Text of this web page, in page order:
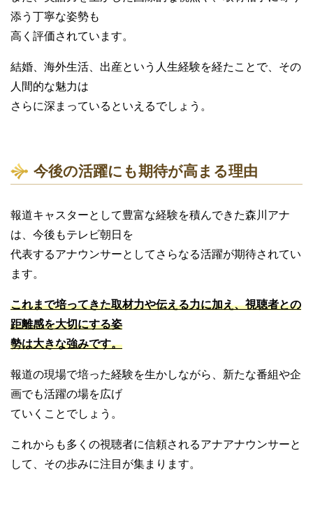
添う丁寧な姿勢も
高く評価されています。
結婚、海外生活、出産という人生経験を経たことで、その
人間的な魅力は
さらに深まっているといえるでしょう。
今後の活躍にも期待が高まる理由
報道キャスターとして豊富な経験を積んできた森川アナ
は、今後もテレビ朝日を
代表するアナウンサーとしてさらなる活躍が期待されてい
ます。
これまで培ってきた取材力や伝える力に加え、視聴者との
距離感を大切にする姿
勢は大きな強みです。
報道の現場で培った経験を生かしながら、新たな番組や企
画でも活躍の場を広げ
ていくことでしょう。
これからも多くの視聴者に信頼されるアナアナウンサーと
して、その歩みに注目が集まります。